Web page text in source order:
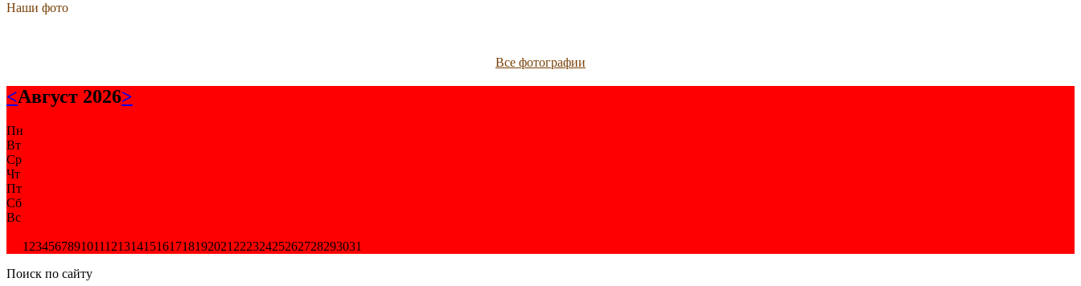
Наши фото
Все фотографии
<Август 2026>
Пн
Вт
Ср
Чт
Пт
Сб
Вс
1 23456789101112131415161718192021 22232425262728293031
Поиск по сайту